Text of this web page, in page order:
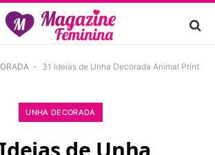
- 31 Ideias de Unha Decorada Animal Print
UNHA DECORADA